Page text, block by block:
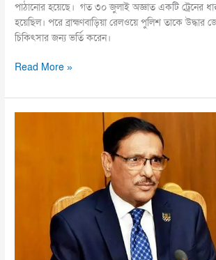
পাঠানোর হয়েছে। গত ৩০ জুলাই অজ্ঞাত একটি ট্রেনের
হয়েছিল। পরে ব্রাহ্মণবাড়িয়া রেলওয়ে পুলিশ তাকে উদ্ধার
চিকিৎসার জন্য ভর্তি করেন।
Read More »